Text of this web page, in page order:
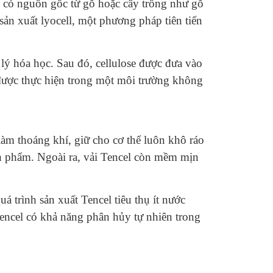
nguồn gốc từ gỗ hoặc cây trồng như gỗ
xuất lyocell, một phương pháp tiên tiến
hóa học. Sau đó, cellulose được đưa vào
thực hiện trong một môi trường không
thoáng khí, giữ cho cơ thể luôn khô ráo
Ngoài ra, vải Tencel còn mềm mịn
trình sản xuất Tencel tiêu thụ ít nước
có khả năng phân hủy tự nhiên trong